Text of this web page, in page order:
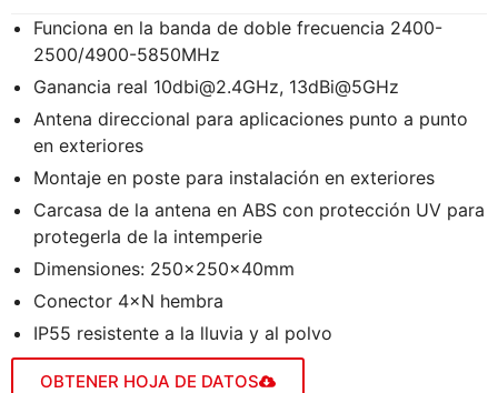
Funciona en la banda de doble frecuencia 2400-
2500/4900-5850MHz
Ganancia real 10dbi@2.4GHz, 13dBi@5GHz
Antena direccional para aplicaciones punto a punto
en exteriores
Montaje en poste para instalación en exteriores
Carcasa de la antena en ABS con protección UV para
protegerla de la intemperie
Dimensiones: 250×250×40mm
Conector 4×N hembra
IP55 resistente a la lluvia y al polvo
OBTENER HOJA DE DATOS